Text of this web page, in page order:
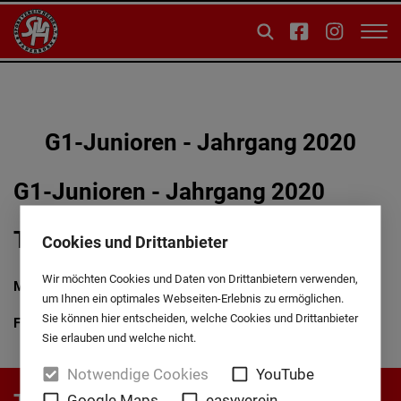
Cookies und Drittanbieter
Wir möchten Cookies und Daten von Drittanbietern verwenden,
um Ihnen ein optimales Webseiten-Erlebnis zu ermöglichen.
Sie können hier entscheiden, welche Cookies und Drittanbieter
Sie erlauben und welche nicht.
Notwendige Cookies
YouTube
G1-Junioren - Jahrgang 2020
G1-Junioren - Jahrgang 2020
Trainingszeiten
Montag 16:30- 18:30 Uhr Rothesportplatz
Freitag16:45- 18:30 Uhr Rothesportplatz